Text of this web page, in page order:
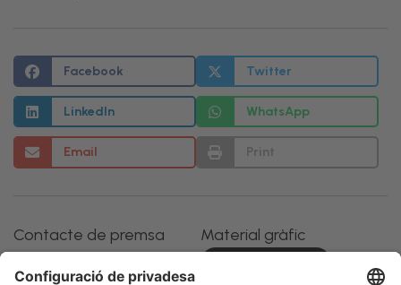
Facebook Twitter
LinkedIn WhatsApp
Email Print
Contacte de premsa
Gloria Dilluvio
(+34) 93 233 21 72
Material gràfic